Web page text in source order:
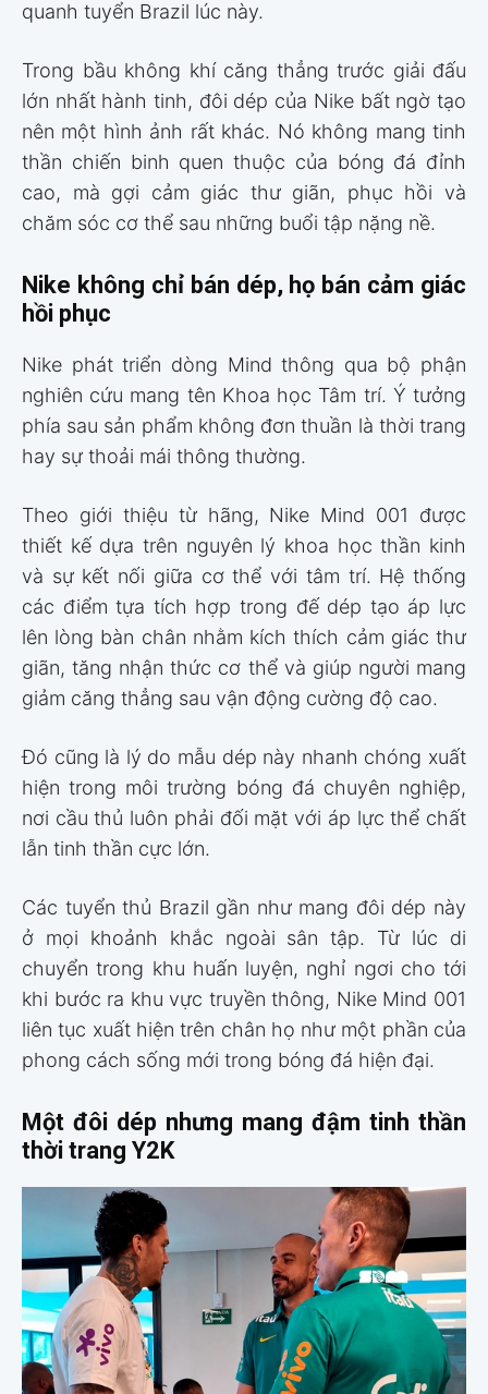
quanh tuyển Brazil lúc này.
Trong bầu không khí căng thẳng trước giải đấu
lớn nhất hành tinh, đôi dép của Nike bất ngờ tạo
nên một hình ảnh rất khác. Nó không mang tinh
thần chiến binh quen thuộc của bóng đá đỉnh
cao, mà gợi cảm giác thư giãn, phục hồi và
chăm sóc cơ thể sau những buổi tập nặng nề.
Nike không chỉ bán dép, họ bán cảm giác
hồi phục
Nike phát triển dòng Mind thông qua bộ phận
nghiên cứu mang tên Khoa học Tâm trí. Ý tưởng
phía sau sản phẩm không đơn thuần là thời trang
hay sự thoải mái thông thường.
Theo giới thiệu từ hãng, Nike Mind 001 được
thiết kế dựa trên nguyên lý khoa học thần kinh
và sự kết nối giữa cơ thể với tâm trí. Hệ thống
các điểm tựa tích hợp trong đế dép tạo áp lực
lên lòng bàn chân nhằm kích thích cảm giác thư
giãn, tăng nhận thức cơ thể và giúp người mang
giảm căng thẳng sau vận động cường độ cao.
Đó cũng là lý do mẫu dép này nhanh chóng xuất
hiện trong môi trường bóng đá chuyên nghiệp,
nơi cầu thủ luôn phải đối mặt với áp lực thể chất
lẫn tinh thần cực lớn.
Các tuyển thủ Brazil gần như mang đôi dép này
ở mọi khoảnh khắc ngoài sân tập. Từ lúc di
chuyển trong khu huấn luyện, nghỉ ngơi cho tới
khi bước ra khu vực truyền thông, Nike Mind 001
liên tục xuất hiện trên chân họ như một phần của
phong cách sống mới trong bóng đá hiện đại.
Một đôi dép nhưng mang đậm tinh thần
thời trang Y2K